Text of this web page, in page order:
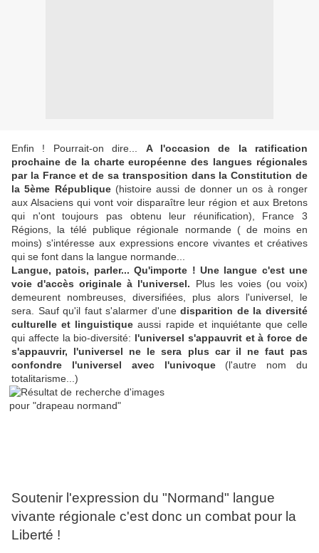
Enfin ! Pourrait-on dire... A l'occasion de la ratification
prochaine de la charte européenne des langues régionales
par la France et de sa transposition dans la Constitution de
la 5ème République(histoire aussi de donner un os à ronger
aux Alsaciens qui vont voir disparaître leur région et aux Bretons
qui n'ont toujours pas obtenu leur réunification), France 3
Régions, la télé publique régionale normande ( de moins en
moins) s'intéresse aux expressions encore vivantes et créatives
qui se font dans la langue normande...
Langue, patois, parler... Qu'importe ! Une langue c'est une
voie d'accès originale à l'universel. Plus les voies (ou voix)
demeurent nombreuses, diversifiées, plus alors l'universel, le
sera. Sauf qu'il faut s'alarmer d'unedisparition de la diversité
culturelle et linguistique aussi rapide et inquiétante que celle
qui affecte la bio-diversité: l'universel s'appauvrit et à force de
s'appauvrir, l'universel ne le sera plus car il ne faut pas
confondre l'universel avec l'univoque(l'autre nom du
totalitarisme...)
Soutenir l'expression du "Normand" langue
vivante régionale c'est donc un combat pour la
Liberté !